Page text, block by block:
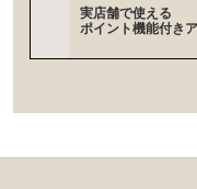
実店舗で使える
ポイント機能付き